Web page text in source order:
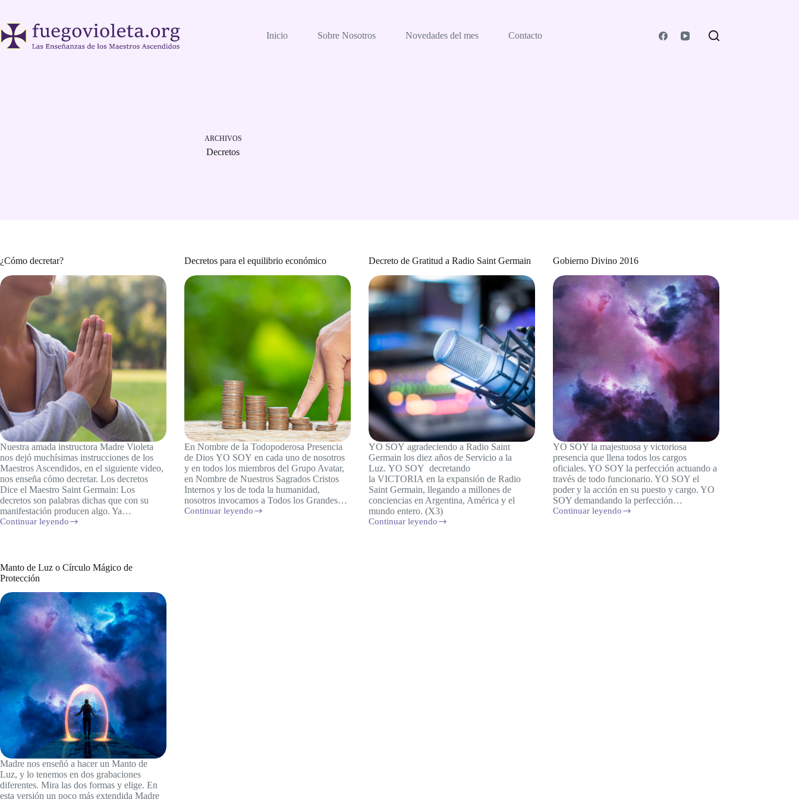
contenido
Inicio
Sobre Nosotros Novedades del mes Contacto
ARCHIVOS
Decretos
¿Cómo decretar?
Nuestra amada instructora Madre Violeta
nos dejó muchísimas instrucciones de los
Maestros Ascendidos, en el siguiente video,
nos enseña cómo decretar. Los decretos
Dice el Maestro Saint Germain: Los
decretos son palabras dichas que con su
manifestación producen algo. Ya…
Continuar leyendo
¿Cómo
Decretos para el equilibrio económico
En Nombre de la Todopoderosa Presencia
de Dios YO SOY en cada uno de nosotros
y en todos los miembros del Grupo Avatar,
en Nombre de Nuestros Sagrados Cristos
Internos y los de toda la humanidad,
nosotros invocamos a Todos los Grandes…
Continuar leyendo
Decretos
Decreto de Gratitud a Radio Saint Germain
YO SOY agradeciendo a Radio Saint
Germain los diez años de Servicio a la
Luz. YO SOY decretando
la VICTORIA en la expansión de Radio
Saint Germain, llegando a millones de
conciencias en Argentina, América y el
mundo entero. (X3)
Continuar leyendo
Decreto
Gobierno Divino 2016
YO SOY la majestuosa y victoriosa
presencia que llena todos los cargos
oficiales. YO SOY la perfección actuando a
través de todo funcionario. YO SOY el
poder y la acción en su puesto y cargo. YO
SOY demandando la perfección…
Continuar leyendo
Gobierno
Manto de Luz o Círculo Mágico de
Protección
Madre nos enseñó a hacer un Manto de
Luz, y lo tenemos en dos grabaciones
diferentes. Mira las dos formas y elige. En
esta versión un poco más extendida Madre